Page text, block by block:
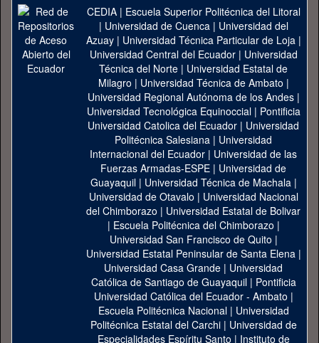
CEDIA| Escuela Superior Politécnica del Litoral
| Universidad de Cuenca| Universidad del
Azuay| Universidad Técnica Particular de Loja|
Universidad Central del Ecuador| Universidad
Técnica del Norte | Universidad Estatal de
Milagro | Universidad Técnica de Ambato |
Universidad Regional Autónoma de los Andes|
Universidad Tecnológica Equinoccial| Pontificia
Universidad Catolica del Ecuador | Universidad
Politécnica Salesiana | Universidad
Internacional del Ecuador | Universidad de las
Fuerzas Armadas-ESPE | Universidad de
Guayaquil| Universidad Técnica de Machala|
Universidad de Otavalo | Universidad Nacional
del Chimborazo | Universidad Estatal de Bolivar
| Escuela Politécnica del Chimborazo |
Universidad San Francisco de Quito |
Universidad Estatal Peninsular de Santa Elena|
Universidad Casa Grande | Universidad
Católica de Santiago de Guayaquil| Pontificia
Universidad Católica del Ecuador - Ambato |
Escuela Politécnica Nacional| Universidad
Politécnica Estatal del Carchi| Universidad de
Especialidades Espíritu Santo | Instituto de